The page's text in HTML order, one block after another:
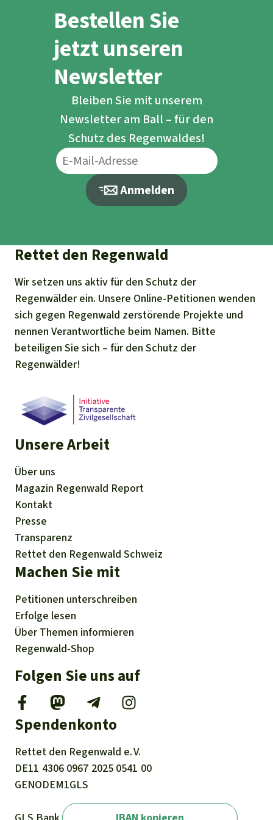
dungen-misereor/oecd-beschwerde-gegen-
bayer-ag
Europaean Center for Constitutional and
Human Rights (ECCHR), 25/4/2024. Bayers
Agrarmodell in Südamerika verstößt gegen
OECD-Leitsätze:
https://www.ecchr.eu/fall/bayers-
agrarmodell-in-suedamerika-verstoesst-
gegen-oecd-leitsaetze/
Bestellen Sie
jetzt unseren
Newsletter
Bleiben Sie mit unserem
Newsletter am Ball – für den
Schutz des Regenwaldes!
Anmelden
Rettet den Regenwald
Wir setzen uns aktiv für den Schutz der
Regenwälder ein. Unsere Online-Petitionen wenden
sich gegen Regenwald zerstörende Projekte und
nennen Verantwortliche beim Namen. Bitte
beteiligen Sie sich – für den Schutz der
Regenwälder!
Unsere Arbeit
Über uns
Magazin Regenwald Report
Kontakt
Presse
Transparenz
Rettet den Regenwald Schweiz
Machen Sie mit
Petitionen unterschreiben
Erfolge lesen
Über Themen informieren
Regenwald-Shop
Folgen Sie uns auf
Spendenkonto
Rettet den Regenwald e. V.
DE11 4306 0967 2025 0541 00
GENODEM1GLS